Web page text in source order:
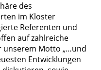
des
im Kloster
Referenten und
auf zahlreiche
unserem Motto „…und
Entwicklungen